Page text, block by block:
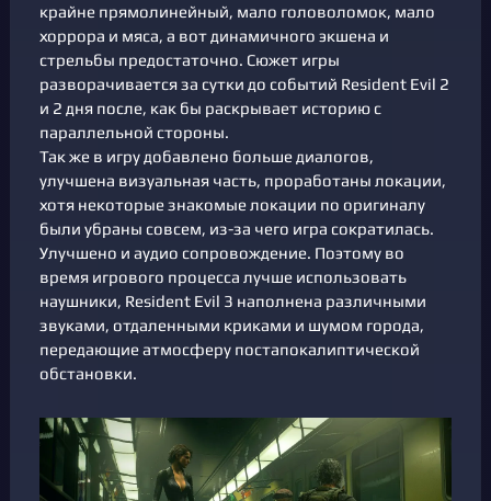
крайне прямолинейный, мало головоломок, мало
хоррора и мяса, а вот динамичного экшена и
стрельбы предостаточно. Сюжет игры
разворачивается за сутки до событий Resident Evil 2
и 2 дня после, как бы раскрывает историю с
параллельной стороны.
Так же в игру добавлено больше диалогов,
улучшена визуальная часть, проработаны локации,
хотя некоторые знакомые локации по оригиналу
были убраны совсем, из-за чего игра сократилась.
Улучшено и аудио сопровождение. Поэтому во
время игрового процесса лучше использовать
наушники, Resident Evil 3 наполнена различными
звуками, отдаленными криками и шумом города,
передающие атмосферу постапокалиптической
обстановки.